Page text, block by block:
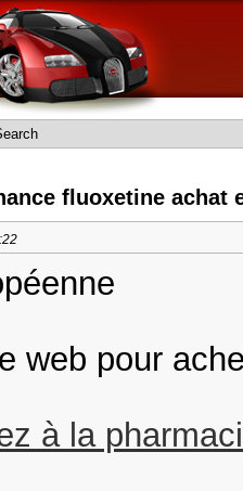
fluoxetine achat
web pour
à la